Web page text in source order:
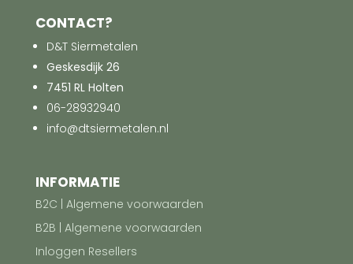
CONTACT?
D&T Siermetalen
Geskesdijk 26
7451 RL Holten
06-28932940
info@dtsiermetalen.nl
INFORMATIE
B2C | Algemene voorwaarden
B2B | Algemene voorwaarden
Inloggen Resellers